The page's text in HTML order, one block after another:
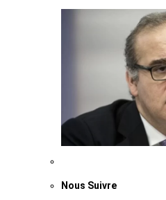
Nous Suivre